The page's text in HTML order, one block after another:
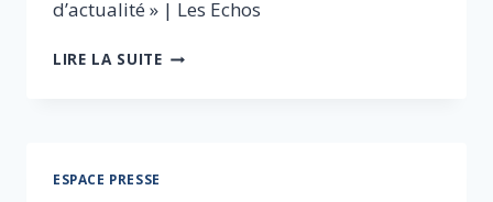
d’actualité » | Les Echos
LIRE LA SUITECHRISTIAN
ESPACE PRESSE